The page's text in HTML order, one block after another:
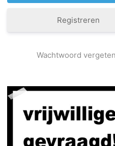
Registreren
Wachtwoord